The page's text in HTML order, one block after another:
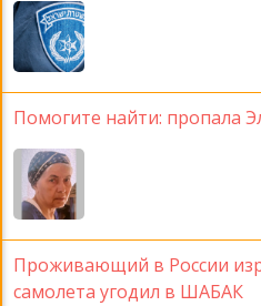
Помогите найти: пропала
Проживающий в России
самолета угодил в ШАБАК